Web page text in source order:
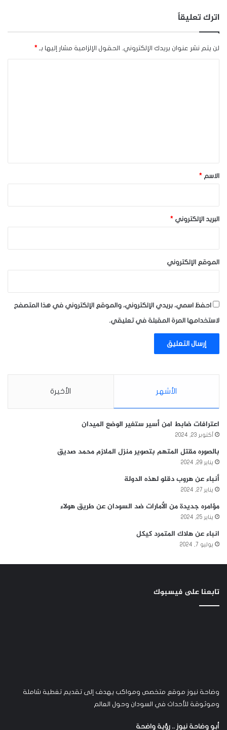
اترك تعليقاً
لن يتم نشر عنوان بريدك الإلكتروني. الحقول الإلزامية مشار إليها بـ *
*الاسم *
البريد الإلكتروني *
الموقع الإلكتروني
احفظ اسمي، بريدي الإلكتروني، والموقع الإلكتروني في هذا المتصفح
لاستخدامها المرة المقبلة في تعليقي.
الأشهر الأخيرة
اعترافات ضابط امن أسير ستغير الوضع الميدان
أكتوبر 23, 2024
بالصوره مقتل المتهم بتصوير منزل الملازم محمد صديق
يناير 29, 2024
أنباء عن هروب دقلو لهذه الدولة
يناير 27, 2024
مؤامره جديدة من الأمارات ضد السودان عن طريق هولاء
يناير 25, 2024
انباء عن هلاك المتمرد كيكل
يوليو 7, 2024
تابعنا على فيسبوك
وضاحة نيوز موقع متخصص ومواكب يهدف إلى تقديم تغطية شاملة
وموثوقة للأحداث في السودان وحول العالم
أبو وضاحة نيوز .. رؤية واضحة